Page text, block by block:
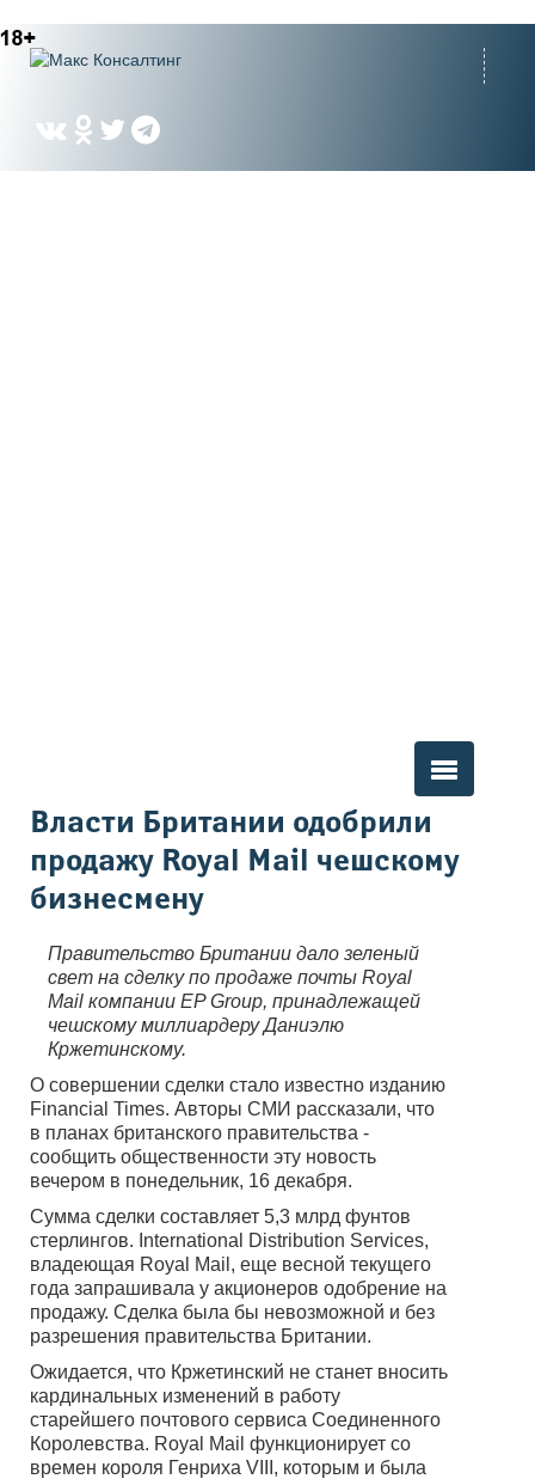
Вы здесь
Власти Британии одобрили
продажу Royal Mail чешскому
бизнесмену
Правительство Британии дало зеленый
свет на сделку по продаже почты Royal
Mail компании EP Group, принадлежащей
чешскому миллиардеру Даниэлю
Кржетинскому.
О совершении сделки стало известно изданию
Financial Times. Авторы СМИ рассказали, что
в планах британского правительства -
сообщить общественности эту новость
вечером в понедельник, 16 декабря.
Сумма сделки составляет 5,3 млрд фунтов
стерлингов. International Distribution Services,
владеющая Royal Mail, еще весной текущего
года запрашивала у акционеров одобрение на
продажу. Сделка была бы невозможной и без
разрешения правительства Британии.
Ожидается, что Кржетинский не станет вносить
кардинальных изменений в работу
старейшего почтового сервиса Соединенного
Королевства. Royal Mail функционирует со
времен короля Генриха VIII, которым и была